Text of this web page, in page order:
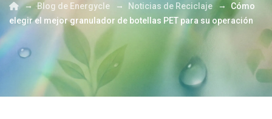
→Blog de Energycle → Noticias de Reciclaje→
Cómo
elegir el mejor granulador de botellas PET para su operación